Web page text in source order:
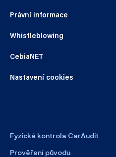
Právní informace
Whistleblowing
CebiaNET
Nastavení cookies
Fyzická kontrola CarAudit
Prověření původu